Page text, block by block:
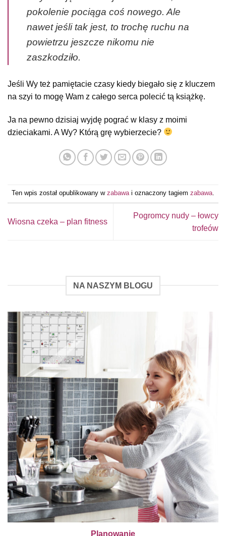
pokolenie pociąga coś nowego. Ale
nawet jeśli tak jest, to trochę ruchu na
powietrzu jeszcze nikomu nie
zaszkodziło.
Jeśli Wy też pamiętacie czasy kiedy biegało się z kluczem
na szyi to mogę Wam z całego serca polecić tą książkę.
Ja na pewno dzisiaj wyjdę pograć w klasy z moimi
dzieciakami. A Wy? Którą grę wybierzecie?
Ten wpis został opublikowany w zabawai oznaczony tagiem zabawa.
Wiosna czeka – plan fitness
Pogromcy nudy – łowcy
trofeów
NA NASZYM BLOGU
Planowanie